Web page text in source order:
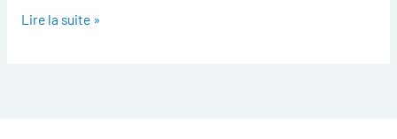
Lire la suite »